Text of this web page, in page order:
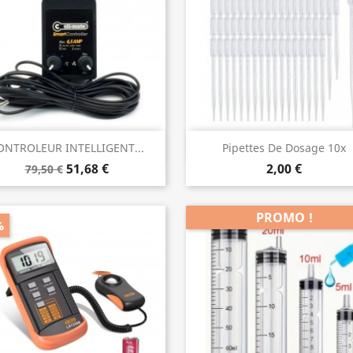
INTELLIGENT...
79,50 € 51,68 €
Aperçu rapide Pipettes De Dosage 10x
2,00 €
Aperçu rapide
PROMO !